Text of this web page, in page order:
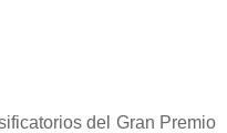
del Gran Premio